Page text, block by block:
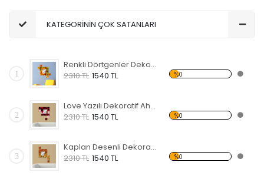
KATEGORİNİN ÇOK SATANLARI
1
Renkli Dörtgenler Dekoratif Ahşap Çerçeveli Ayna
2310 TL 1540 TL %0
2
Love Yazılı Dekoratif Ahşap Çerçeveli Ayna
2310 TL 1540 TL %0
3
Kaplan Desenli Dekoratif Ahşap Çerçeveli Ayna
2310 TL 1540 TL %0